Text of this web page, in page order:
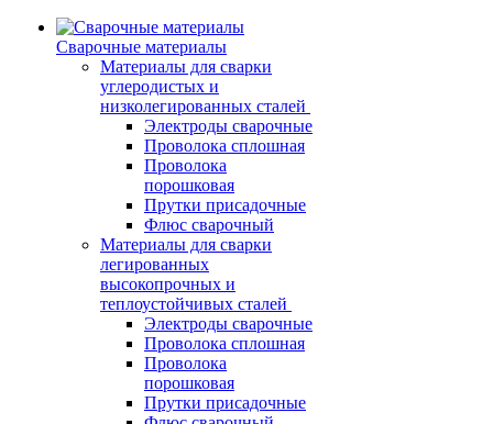
Сварочные материалы
Материалы для сварки
углеродистых и
низколегированных сталей
Электроды сварочные
Проволока сплошная
Проволока
порошковая
Прутки присадочные
Флюс сварочный
Материалы для сварки
легированных
высокопрочных и
теплоустойчивых сталей
Электроды сварочные
Проволока сплошная
Проволока
порошковая
Прутки присадочные